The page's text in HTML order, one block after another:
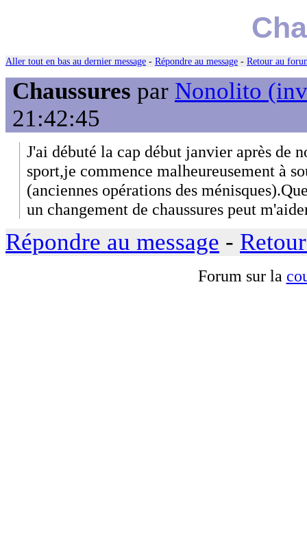
Aller tout en bas au dernier message - Répondre au message - Retour au
Chaussures par Nonolito
21:42:45
J'ai débuté la cap début janvier après de
sport,je commence malheureusement à
(anciennes opérations des
un changement de chaussures peut
Répondre au message -
Forum sur la